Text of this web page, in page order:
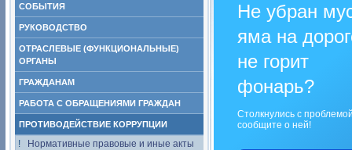
СОБЫТИЯ
РУКОВОДСТВО
ОТРАСЛЕВЫЕ (ФУНКЦИОНАЛЬНЫЕ)
ОРГАНЫ
ГРАЖДАНАМ
РАБОТА С ОБРАЩЕНИЯМИ ГРАЖДАН
ПРОТИВОДЕЙСТВИЕ КОРРУПЦИИ
Нормативные правовые и иные акты
Не убран
яма на
не горит
фонарь?
Столкнулись с
сообщите о ней!